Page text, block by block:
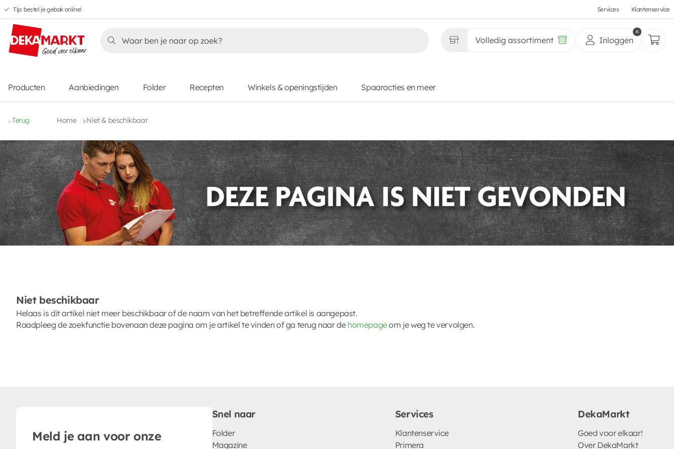
Overslaan
naar
hoofdnavigatie
Overslaan
naar
hoofdinhoud
Overslaan
naar
voettekstinhoud
Overslaan
naar
aanbiedingen
Tip: bestel je gebak online! Services Klantenservice
Volledig assortiment Inloggen
Producten Aanbiedingen Folder Recepten Winkels & openingstijden Spaaracties en meer
Terug Home Niet & beschikbaar
Niet beschikbaar
Helaas is dit artikel niet meer beschikbaar of de naam van het betreffende artikel is aangepast.
Raadpleeg de zoekfunctie bovenaan deze pagina om je artikel te vinden of ga terug naar de homepageom je weg te vervolgen.
Meld je aan voor onze
Snel naar
Folder
Magazine
Services
Klantenservice
Primera
DekaMarkt
Goed voor elkaar!
Over DekaMarkt